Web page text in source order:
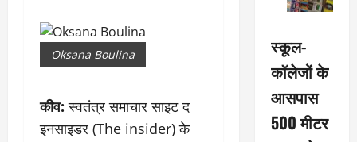
Oksana Boulina
कीव: स्वतंत्र समाचार साइट द
इनसाइडर (The insider) के
स्कूल-
कॉलेजों के
आसपास
500 मीटर